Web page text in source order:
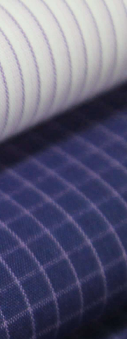
ES